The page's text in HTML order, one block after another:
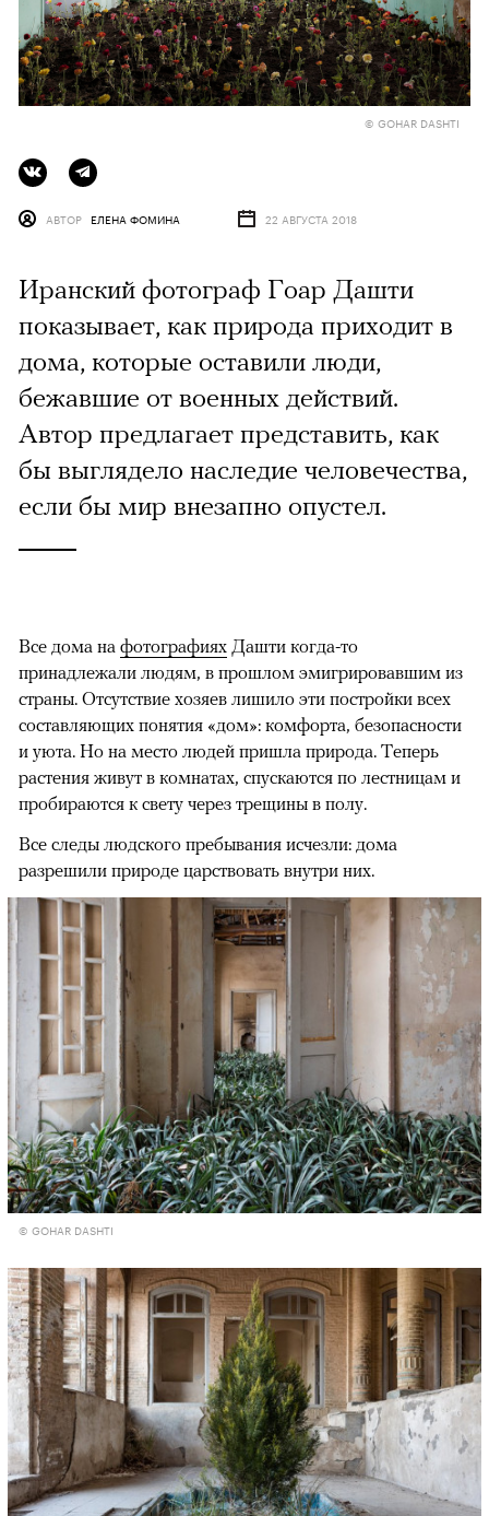
© GOHAR DASHTI
АВТОР ЕЛЕНА ФОМИНА 22 АВГУСТА 2018
Иранский фотограф Гоар Дашти
показывает, как природа приходит в
дома, которые оставили люди,
бежавшие от военных действий.
Автор предлагает представить, как
бы выглядело наследие человечества,
если бы мир внезапно опустел.
Все дома на фотографиях Дашти когда-то
принадлежали людям, в прошлом эмигрировавшим из
страны. Отсутствие хозяев лишило эти постройки всех
составляющих понятия «дом»: комфорта, безопасности
и уюта. Но на место людей пришла природа. Теперь
растения живут в комнатах, спускаются по лестницам и
пробираются к свету через трещины в полу.
Все следы людского пребывания исчезли: дома
разрешили природе царствовать внутри них.
© GOHAR DASHTI